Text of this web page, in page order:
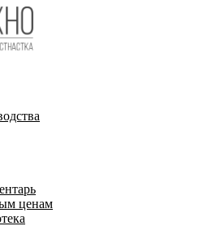
ценам